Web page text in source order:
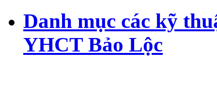
Danh mục các kỹ
YHCT Bảo Lộc